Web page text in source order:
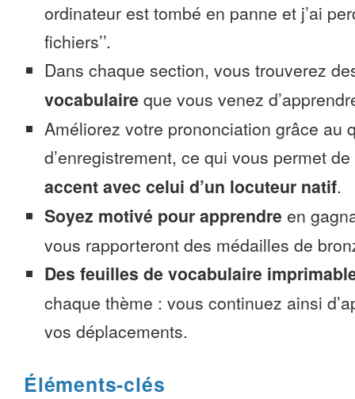
ordinateur est tombé en panne et j’ai
fichiers’’.
Dans chaque section, vous trouverez
vocabulaire que vous venez
Améliorez votre prononciation grâce au
d’enregistrement, ce qui vous permet de
accent avec celui d’un locuteur natif.
Soyez motivé pour apprendre en
vous rapporteront des médailles de
Des feuilles de vocabulaire
chaque thème : vous continuez ainsi
vos déplacements.
Éléments-clés